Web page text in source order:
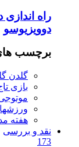
راه
دوویزیوسو
برچسب
گلدن
بازی
موتوجی
هفته
نقد و بررسی
173